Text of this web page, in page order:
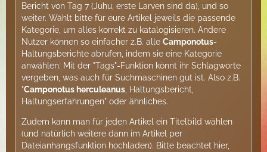
Bericht von Tag 7 (Juhu, erste Larven sind da), und so
weiter. Wählt bitte für eure Artikel jeweils die passende
Kategorie, um alles korrekt zu katalogisieren. Andere
Nutzer können so einfacher z.B. alle Camponotus-
Haltungsberichte abrufen, indem sie eine Kategorie
anwählen. Mit der "Tags"-Funktion könnt ihr Schlagworte
vergeben, was auch für Suchmaschinen gut ist. Also z.B.
"Camponotus herculeanus, Haltungsbericht,
Haltungserfahrungen" oder ähnliches.
Zudem kann man für jeden Artikel ein Titelbild wählen
(und natürlich weitere dann im Artikel per
Dateianhangsfunktion hochladen). Bitte beachtet hier,